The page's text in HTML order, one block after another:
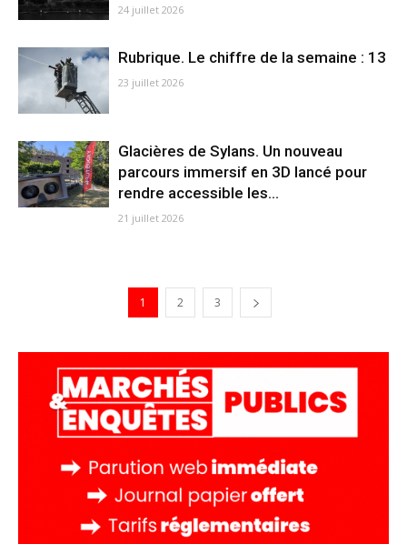
24 juillet 2026
Rubrique. Le chiffre de la semaine : 13
23 juillet 2026
Glacières de Sylans. Un nouveau
parcours immersif en 3D lancé pour
rendre accessible les...
21 juillet 2026
1 2 3